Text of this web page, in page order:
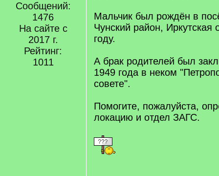
Сообщений:
1476
На сайте с
2017 г.
Рейтинг:
1011
Мальчик был рождён в
Чунский район, Иркутская
году.
А брак родителей был
1949 года в неком
совете".
Помогите, пожалуйста,
локацию и отдел ЗАГС.